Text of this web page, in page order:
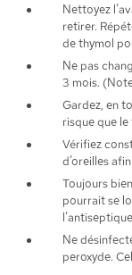
Nettoyez
retirer.
de thymol
Ne pas
3 mois.
Gardez, en
risque que
Vérifiez
d’oreilles
Toujours
pourrait se
Ne
peroxyde.